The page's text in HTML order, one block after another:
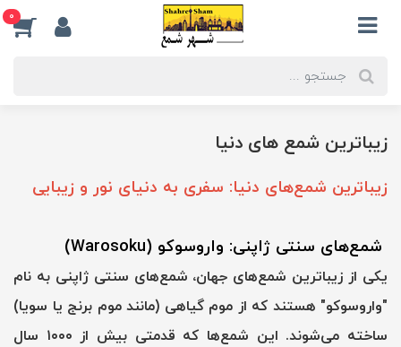
0
زیباترین شمع های دنیا
زیباترین شمع‌های دنیا: سفری به دنیای نور و زیبایی
شمع‌های سنتی ژاپنی: واروسوکو (Warosoku)
یکی از زیباترین شمع‌های جهان، شمع‌های سنتی ژاپنی به نام
"واروسوکو" هستند که از موم گیاهی (مانند موم برنج یا سویا)
ساخته می‌شوند. این شمع‌ها که قدمتی بیش از ۱۰۰۰ سال